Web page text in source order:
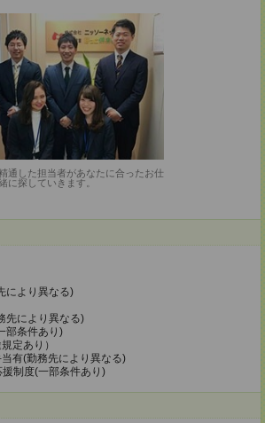
通した担当者があなたに合ったお仕
に探していきます。
により異なる)
先により異なる)
部条件あり)
規定あり）
有(勤務先により異なる)
制度(一部条件あり)